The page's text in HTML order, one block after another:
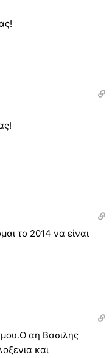
το 2014 να είναι
αη Βασιλης
και